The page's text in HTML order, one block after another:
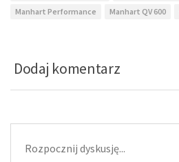
Manhart Performance
Manhart QV 600
Dodaj komentarz